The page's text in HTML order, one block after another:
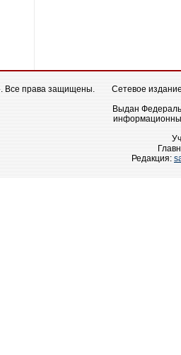
Все права защищены.
Сетевое
Выдан
Редакция: